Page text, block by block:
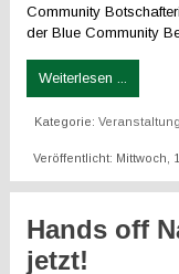
Community
der Blue Community
Weiterlesen ...
Kategorie:
Veröffentlicht: Mittwoch,
Hands off
jetzt!